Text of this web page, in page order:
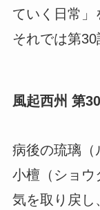
ていく日常」
それでは第30
風起西州 第
病後の琉璃（
小檀（ショウ
気を取り戻し